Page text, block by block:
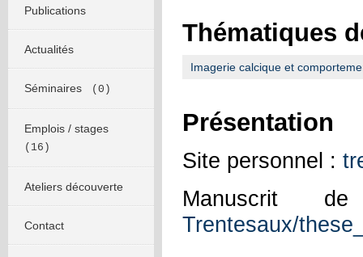
Publications
Actualités
Séminaires (0)
Emplois / stages
(16)
Ateliers découverte
Contact
Thématiques
Imagerie calcique et
Présentation
Site personnel :
Trentesaux/